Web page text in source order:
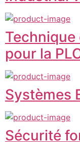
pour la
Systèmes
Sécurité